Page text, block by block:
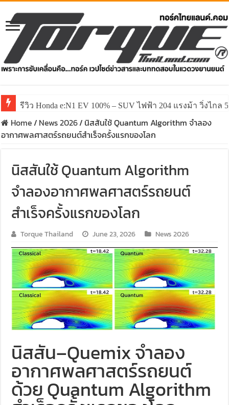
รีวิว Honda e:N1 EV 100% – SUV ไฟฟ้า 204 แรงม้า วิ่งไกล
Home/ News 2026/ นิสสันใช้ Quantum Algorithm จำลอง
อากาศพลศาสตร์รถยนต์สำเร็จครั้งแรกของโลก
นิสสันใช้ Quantum Algorithm
จำลองอากาศพลศาสตร์รถยนต์
สำเร็จครั้งแรกของโลก
Torque Thailand June 23, 2026 News 2026
นิสสัน–Quemix จำลอง
อากาศพลศาสตร์รถยนต์
ด้วย Quantum Algorithm